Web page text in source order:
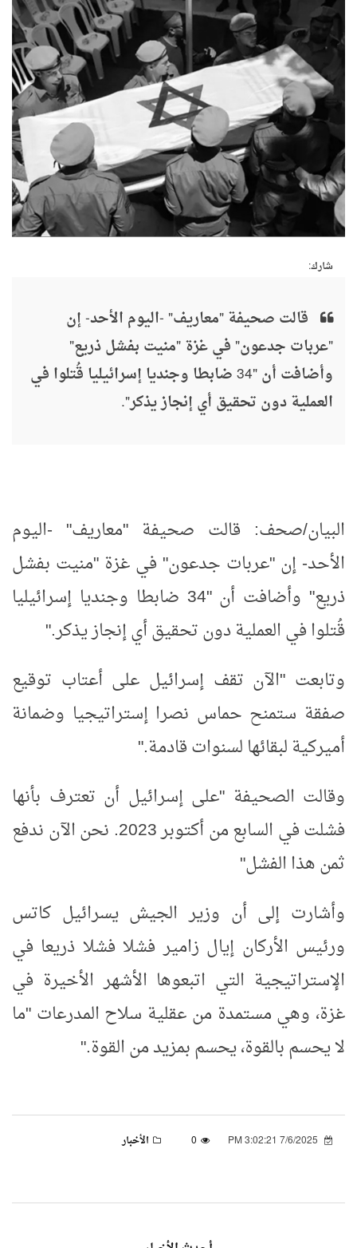
شارك:
قالت صحيفة "معاريف" -اليوم الأحد- إن
"عربات جدعون" في غزة "منيت بفشل ذريع"
وأضافت أن "34 ضابطا وجنديا إسرائيليا قُتلوا في
العملية دون تحقيق أي إنجاز يذكر".
البيان/صحف: قالت صحيفة "معاريف" -اليوم
الأحد- إن "عربات جدعون" في غزة "منيت بفشل
ذريع" وأضافت أن "34 ضابطا وجنديا إسرائيليا
قُتلوا في العملية دون تحقيق أي إنجاز يذكر".
وتابعت "الآن تقف إسرائيل على أعتاب توقيع
صفقة ستمنح حماس نصرا إستراتيجيا وضمانة
أميركية لبقائها لسنوات قادمة".
وقالت الصحيفة "على إسرائيل أن تعترف بأنها
فشلت في السابع من أكتوبر 2023. نحن الآن ندفع
ثمن هذا الفشل"
وأشارت إلى أن وزير الجيش يسرائيل كاتس
ورئيس الأركان إيال زامير فشلا فشلا ذريعا في
الإستراتيجية التي اتبعوها الأشهر الأخيرة في
غزة، وهي مستمدة من عقلية سلاح المدرعات "ما
لا يحسم بالقوة، يحسم بمزيد من القوة".
0 الأخبار